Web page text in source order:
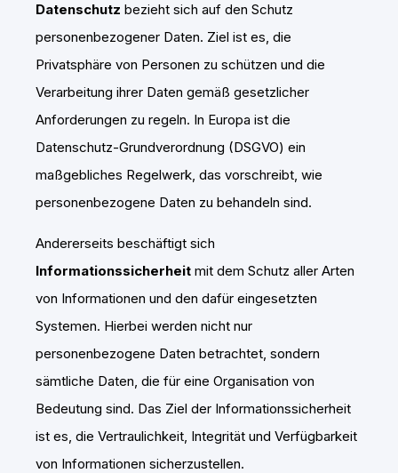
Datenschutz bezieht sich auf den Schutz
personenbezogener Daten. Ziel ist es, die
Privatsphäre von Personen zu schützen und die
Verarbeitung ihrer Daten gemäß gesetzlicher
Anforderungen zu regeln. In Europa ist die
Datenschutz-Grundverordnung (DSGVO) ein
maßgebliches Regelwerk, das vorschreibt, wie
personenbezogene Daten zu behandeln sind.
Andererseits beschäftigt sich
Informationssicherheit mit dem Schutz aller Arten
von Informationen und den dafür eingesetzten
Systemen. Hierbei werden nicht nur
personenbezogene Daten betrachtet, sondern
sämtliche Daten, die für eine Organisation von
Bedeutung sind. Das Ziel der Informationssicherheit
ist es, die Vertraulichkeit, Integrität und Verfügbarkeit
von Informationen sicherzustellen.